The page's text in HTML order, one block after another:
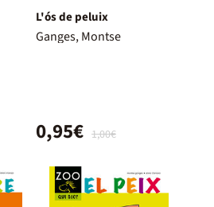
L'ós de peluix
Ganges, Montse
1,00€
0,95€